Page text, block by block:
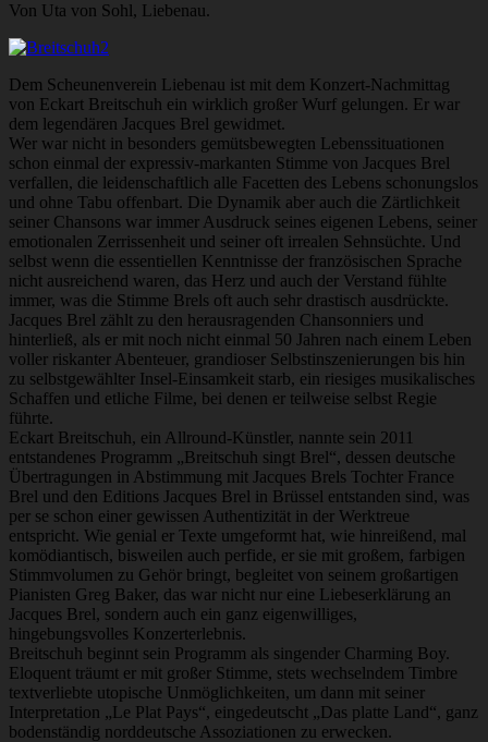
Von Uta von Sohl, Liebenau.
Dem Scheunenverein Liebenau ist mit dem Konzert-Nachmittag
von Eckart Breitschuh ein wirklich großer Wurf gelungen. Er war
dem legendären Jacques Brel gewidmet.
Wer war nicht in besonders gemütsbewegten Lebenssituationen
schon einmal der expressiv-markanten Stimme von Jacques Brel
verfallen, die leidenschaftlich alle Facetten des Lebens schonungslos
und ohne Tabu offenbart. Die Dynamik aber auch die Zärtlichkeit
seiner Chansons war immer Ausdruck seines eigenen Lebens, seiner
emotionalen Zerrissenheit und seiner oft irrealen Sehnsüchte. Und
selbst wenn die essentiellen Kenntnisse der französischen Sprache
nicht ausreichend waren, das Herz und auch der Verstand fühlte
immer, was die Stimme Brels oft auch sehr drastisch ausdrückte.
Jacques Brel zählt zu den herausragenden Chansonniers und
hinterließ, als er mit noch nicht einmal 50 Jahren nach einem Leben
voller riskanter Abenteuer, grandioser Selbstinszenierungen bis hin
zu selbstgewählter Insel-Einsamkeit starb, ein riesiges musikalisches
Schaffen und etliche Filme, bei denen er teilweise selbst Regie
führte.
Eckart Breitschuh, ein Allround-Künstler, nannte sein 2011
entstandenes Programm „Breitschuh singt Brel“, dessen deutsche
Übertragungen in Abstimmung mit Jacques Brels Tochter France
Brel und den Editions Jacques Brel in Brüssel entstanden sind, was
per se schon einer gewissen Authentizität in der Werktreue
entspricht. Wie genial er Texte umgeformt hat, wie hinreißend, mal
komödiantisch, bisweilen auch perfide, er sie mit großem, farbigen
Stimmvolumen zu Gehör bringt, begleitet von seinem großartigen
Pianisten Greg Baker, das war nicht nur eine Liebeserklärung an
Jacques Brel, sondern auch ein ganz eigenwilliges,
hingebungsvolles Konzerterlebnis.
Breitschuh beginnt sein Programm als singender Charming Boy.
Eloquent träumt er mit großer Stimme, stets wechselndem Timbre
textverliebte utopische Unmöglichkeiten, um dann mit seiner
Interpretation „Le Plat Pays“, eingedeutscht „Das platte Land“, ganz
bodenständig norddeutsche Assoziationen zu erwecken.